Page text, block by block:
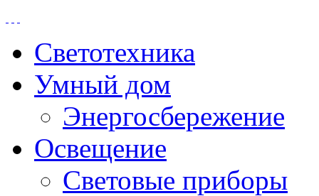
Светотехника
Умный дом
Энергосбережение
Освещение
Световые приборы